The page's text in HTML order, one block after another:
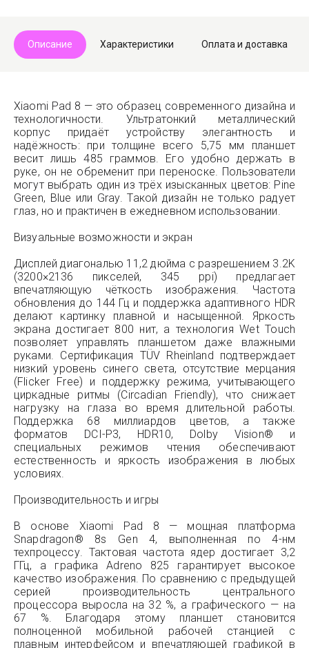
Описание Характеристики Оплата и доставка
Xiaomi Pad 8 — это образец современного дизайна и
технологичности. Ультратонкий металлический
корпус придаёт устройству элегантность и
надёжность: при толщине всего 5,75 мм планшет
весит лишь 485 граммов. Его удобно держать в
руке, он не обременит при переноске. Пользователи
могут выбрать один из трёх изысканных цветов: Pine
Green, Blue или Gray. Такой дизайн не только радует
глаз, но и практичен в ежедневном использовании.
Визуальные возможности и экран
Дисплей диагональю 11,2 дюйма с разрешением 3.2K
(3200×2136 пикселей, 345 ppi) предлагает
впечатляющую чёткость изображения. Частота
обновления до 144 Гц и поддержка адаптивного HDR
делают картинку плавной и насыщенной. Яркость
экрана достигает 800 нит, а технология Wet Touch
позволяет управлять планшетом даже влажными
руками. Сертификация TÜV Rheinland подтверждает
низкий уровень синего света, отсутствие мерцания
(Flicker Free) и поддержку режима, учитывающего
циркадные ритмы (Circadian Friendly), что снижает
нагрузку на глаза во время длительной работы.
Поддержка 68 миллиардов цветов, а также
форматов DCI-P3, HDR10, Dolby Vision® и
специальных режимов чтения обеспечивают
естественность и яркость изображения в любых
условиях.
Производительность и игры
В основе Xiaomi Pad 8 — мощная платформа
Snapdragon® 8s Gen 4, выполненная по 4-нм
техпроцессу. Тактовая частота ядер достигает 3,2
ГГц, а графика Adreno 825 гарантирует высокое
качество изображения. По сравнению с предыдущей
серией производительность центрального
процессора выросла на 32 %, а графического — на
67 %. Благодаря этому планшет становится
полноценной мобильной рабочей станцией с
плавным интерфейсом и впечатляющей графикой в